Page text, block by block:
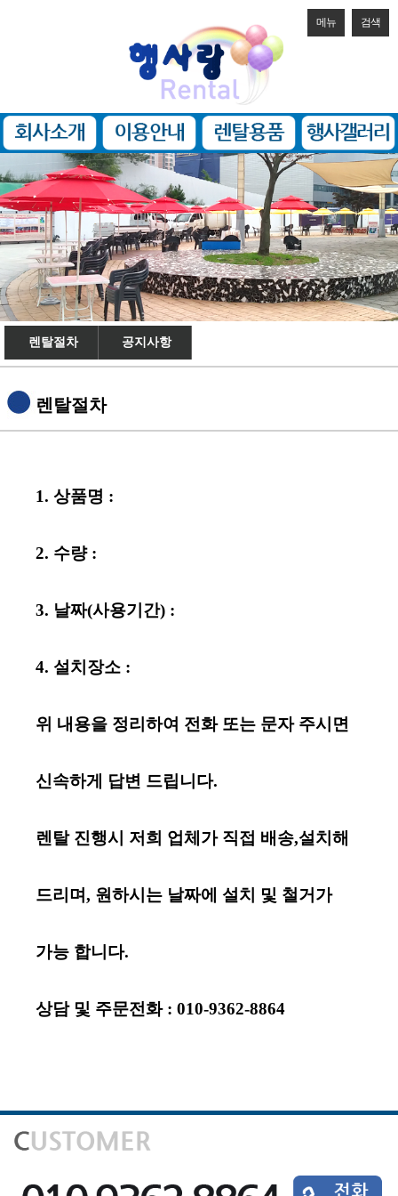
메뉴 검색
렌탈절차 공지사항
렌탈절차
1. 상품명 :
2. 수량 :
3. 날짜(사용기간) :
4. 설치장소 :
위 내용을 정리하여 전화 또는 문자 주시면
신속하게 답변 드립니다.
렌탈 진행시 저희 업체가 직접 배송,설치해
드리며, 원하시는 날짜에 설치 및 철거가
가능 합니다.
상담 및 주문전화 : 010-9362-8864